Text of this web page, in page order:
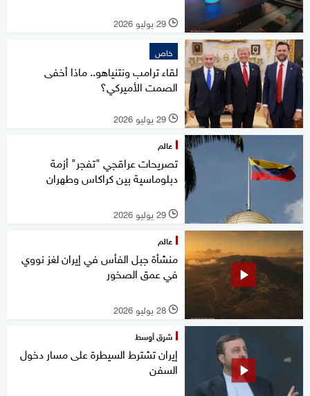
l 29 يوليو 2026
خاص
لقاء ترامب ونتنياهو.. ماذا أخفى
الصمت الأميركي؟
l 29 يوليو 2026
عالم
تصريحات عراقجي "تفجر" أزمة
دبلوماسية بين كراكاس وطهران
l 29 يوليو 2026
عالم
منشأة جبل الفأس في إيران لغز نووي
في عمق الصخور
l 28 يوليو 2026
شرق أوسط
إيران تشترط السيطرة على مسار دخول
السفن